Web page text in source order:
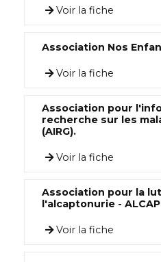
Voir la fiche
Association Nos
Voir la fiche
Association pour
recherche sur les
(AIRG).
Voir la fiche
Association pour la
l'alcaptonurie - ALCAP
Voir la fiche